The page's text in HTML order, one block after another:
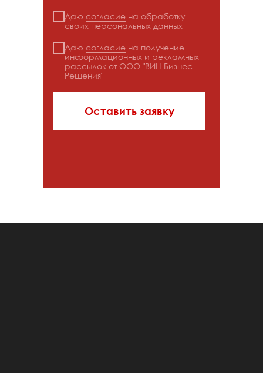
Даю согласие на обработку
своих персональных данных
Даю согласие на получение
информационных и рекламных
рассылок от ООО "ВИН Бизнес
Решения"
Оставить заявку